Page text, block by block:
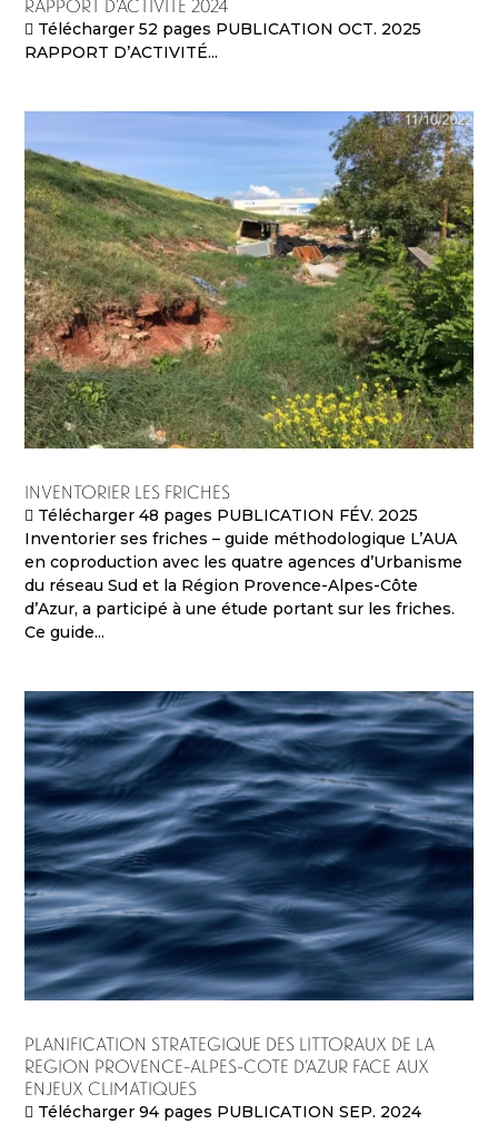
RAPPORT D’ACTIVITÉ 2024
 Télécharger 52 pages PUBLICATION OCT. 2025
RAPPORT D’ACTIVITÉ...
Inventorier les friches
 Télécharger 48 pages PUBLICATION FÉV. 2025
Inventorier ses friches – guide méthodologique L’AUA
en coproduction avec les quatre agences d’Urbanisme
du réseau Sud et la Région Provence-Alpes-Côte
d’Azur, a participé à une étude portant sur les friches.
Ce guide...
PLANIFICATION STRATEGIQUE DES LITTORAUX DE LA
REGION PROVENCE-ALPES-COTE D’AZUR FACE AUX
ENJEUX CLIMATIQUES
 Télécharger 94 pages PUBLICATION SEP. 2024